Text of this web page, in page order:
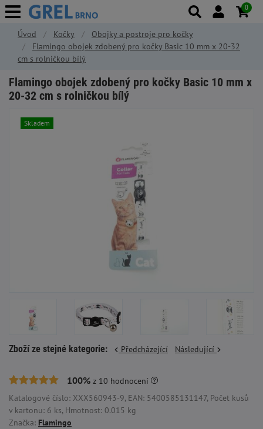
Úvod Kočky
Obojky a postroje pro kočky
Flamingo obojek zdobený pro kočky Basic 10 mm x 20-32
cm s rolničkou bílý
Flamingo obojek zdobený pro kočky Basic 10 mm x
20-32 cm s rolničkou bílý
Skladem
Zboží ze stejné kategorie: Předcházející Následující
100% z 10 hodnocení
Katalogové číslo: XXX560943-9, EAN: 5400585131147, Počet kusů
v kartonu: 6 ks, Hmotnost: 0.015 kg
Značka: Flamingo
0